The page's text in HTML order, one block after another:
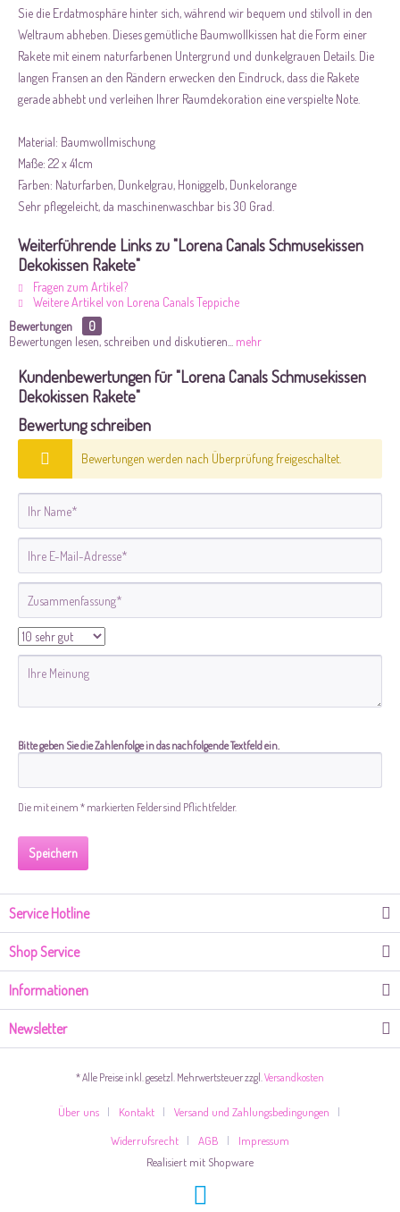
Sie die Erdatmosphäre hinter sich, während wir bequem und stilvoll in den
Weltraum abheben. Dieses gemütliche Baumwollkissen hat die Form einer
Rakete mit einem naturfarbenen Untergrund und dunkelgrauen Details. Die
langen Fransen an den Rändern erwecken den Eindruck, dass die Rakete
gerade abhebt und verleihen Ihrer Raumdekoration eine verspielte Note.
Material: Baumwollmischung
Maße: 22 x 41cm
Farben: Naturfarben, Dunkelgrau, Honiggelb, Dunkelorange
Sehr pflegeleicht, da maschinenwaschbar bis 30 Grad.
Weiterführende Links zu "Lorena Canals Schmusekissen
Dekokissen Rakete"
Fragen zum Artikel?
Weitere Artikel von Lorena Canals Teppiche
Bewertungen
0
Bewertungen lesen, schreiben und diskutieren...
mehr
Kundenbewertungen für "Lorena Canals Schmusekissen
Dekokissen Rakete"
Bewertung schreiben
Bewertungen werden nach Überprüfung freigeschaltet.
Bitte geben Sie die Zahlenfolge in das nachfolgende Textfeld ein.
Die mit einem * markierten Felder sind Pflichtfelder.
Speichern
Service Hotline
Shop Service
Informationen
Newsletter
* Alle Preise inkl. gesetzl. Mehrwertsteuer zzgl.Versandkosten
Über uns Kontakt
Versand und Zahlungsbedingungen
Widerrufsrecht
AGB
Impressum
Realisiert mit Shopware